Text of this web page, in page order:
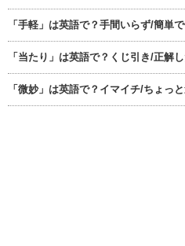
「手軽」は英語で？手間いらず/簡単
「当たり」は英語で？くじ引き/正解
「微妙」は英語で？イマイチ/ちょっ